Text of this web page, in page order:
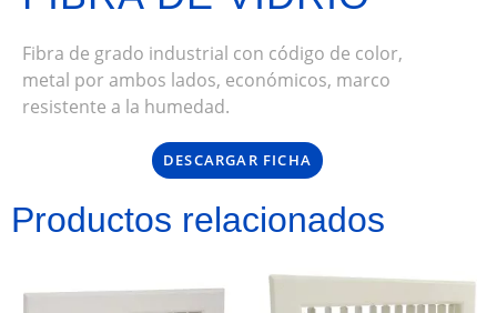
Fibra de grado industrial con código de color,
metal por ambos lados, económicos, marco
resistente a la humedad.
DESCARGAR FICHA
Productos relacionados